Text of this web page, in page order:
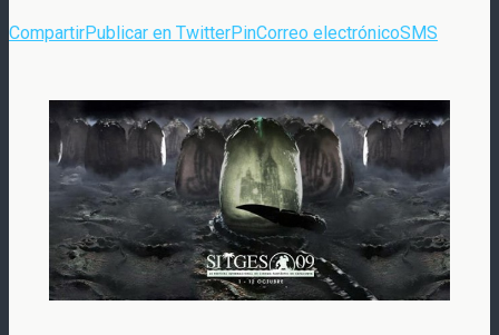
CompartirPublicar en TwitterPinCorreo electrónicoSMS